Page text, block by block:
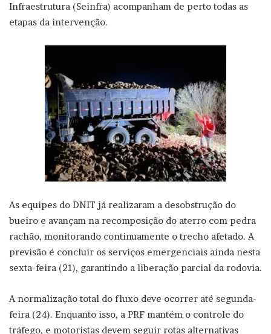
Infraestrutura (Seinfra) acompanham de perto todas as
etapas da intervenção.
As equipes do DNIT já realizaram a desobstrução do
bueiro e avançam na recomposição do aterro com pedra
rachão, monitorando continuamente o trecho afetado. A
previsão é concluir os serviços emergenciais ainda nesta
sexta-feira (21), garantindo a liberação parcial da rodovia.
A normalização total do fluxo deve ocorrer até segunda-
feira (24). Enquanto isso, a PRF mantém o controle do
tráfego, e motoristas devem seguir rotas alternativas